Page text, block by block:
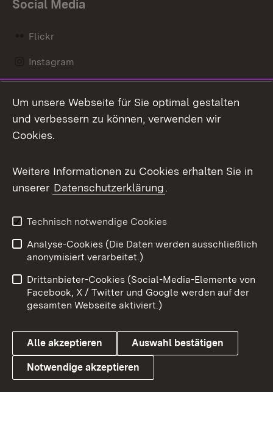
Social Media
Flickr
Instagram
Mastodon
Messenger
Social Wall
X / Twitter
Youtube
Link zum Landesportal
Benutzungshinweise
Barrierefreiheit
Datenschutz
Cookies
Um unsere Webseite für Sie optimal gestalten
und verbessern zu können, verwenden wir
Cookies.
Weitere Informationen zu Cookies erhalten Sie in
unserer Datenschutzerklärung.
Technisch notwendige Cookies
Analyse-Cookies (Die Daten werden ausschließlich
anonymisiert verarbeitet.)
Drittanbieter-Cookies (Social-Media-Elemente von
Facebook, X / Twitter und Google werden auf der
gesamten Webseite aktiviert.)
Alle akzeptieren Auswahl bestätigen
Notwendige akzeptieren